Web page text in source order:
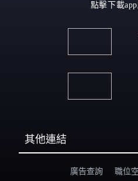
點擊下載
其他連結
廣告查詢 職位